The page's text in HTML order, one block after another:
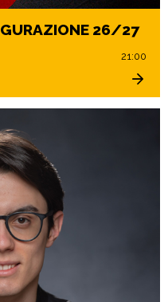
26/27
21:00